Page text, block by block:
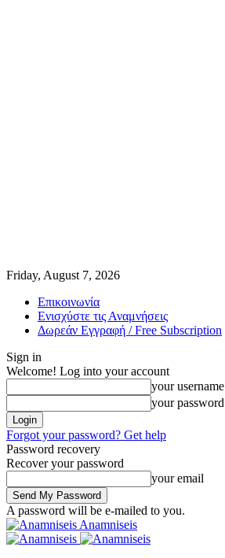
Friday, August 7, 2026
Επικοινωνία
Ενισχύστε τις Αναμνήσεις
Δωρεάν Εγγραφή / Free Subscription
Sign in
Welcome! Log into your account
your username
your password
Forgot your password? Get help
Password recovery
Recover your password
your email
A password will be e-mailed to you.
Anamniseis